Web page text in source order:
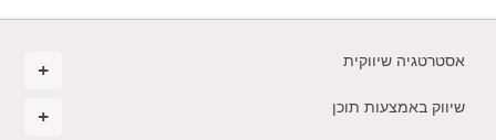
אסטרטגיה שיווקית
שיווק באמצעות תוכן